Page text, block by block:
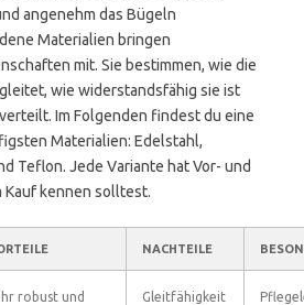
angenehm das Bügeln
Materialien bringen
mit. Sie bestimmen, wie die
wie widerstandsfähig sie ist
Im Folgenden findest du eine
Materialien: Edelstahl,
Teflon. Jede Variante hat Vor- und
Kauf kennen solltest.
NACHTEILE
robust und
Gleitfähigkeit